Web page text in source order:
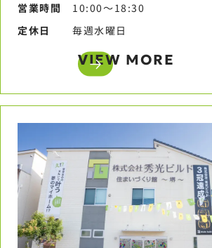
営業時間​
10:00〜18:30​
定休日​
毎週水曜日​
VIEW MORE